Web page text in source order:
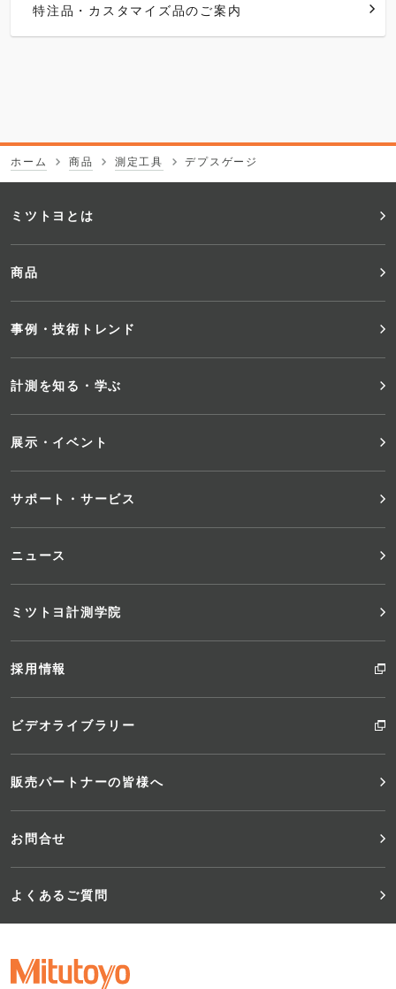
特注品・カスタマイズ品のご案内
ホーム 商品 測定工具 デプスゲージ
フ
ッ
タ
ー
メ
ュ
ー
ミツトヨとは
商品
事例・技術トレンド
計測を知る・学ぶ
展示・イベント
サポート・サービス
ニュース
ミツトヨ計測学院
採用情報
ビデオライブラリー
販売パートナーの皆様へ
お問合せ
よくあるご質問